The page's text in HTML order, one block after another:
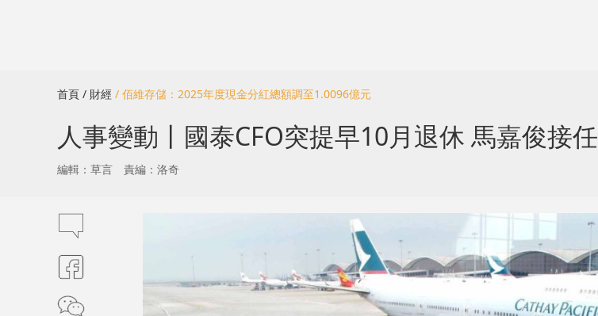
首頁 / 財經 / 佰維存儲：2025年度現金分紅總額調至1.0096億元
人事變動丨國泰CFO突提早10月退休 馬嘉俊接任
編輯：草言 責編：洛奇